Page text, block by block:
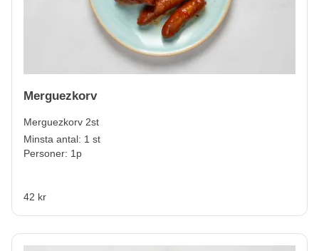
Merguezkorv
Merguezkorv 2st
Minsta antal: 1 st
Personer: 1p
42 kr